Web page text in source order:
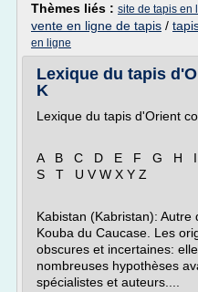
Thèmes liés : site de tapis en
vente en ligne de tapis /
en ligne
Lexique du tapis
K
Lexique du tapis d'Orient
A B C D E F G H
S T U V W X Y Z
Kabistan (Kabristan):
Kouba du Caucase. Les
obscures et incertaines:
nombreuses hypothèses
spécialistes et auteurs....